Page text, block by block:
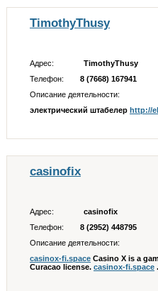
TimothyThusy
Адрес:
TimothyThusy
Телефон:
8 (7668) 167941
Описание деятельности:
электрический штабелер http://
casinofix
Адрес:
casinofix
Телефон:
8 (2952) 448795
Описание деятельности:
casinox-fi.space Casino X is a
Curacao license. casinox-fi.space